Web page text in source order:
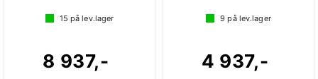
15 på lev.lager
8 937,-
9 på lev.lager
4 937,-